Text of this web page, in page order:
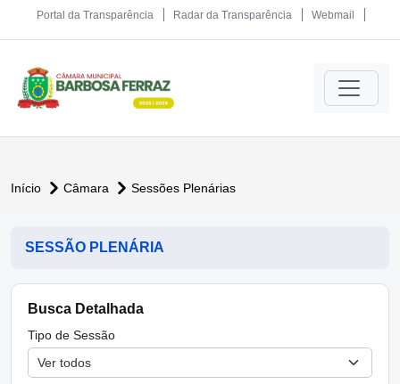
Portal da Transparência Radar da Transparência Webmail
Início Câmara Sessões Plenárias
SESSÃO PLENÁRIA
Busca Detalhada
Tipo de Sessão